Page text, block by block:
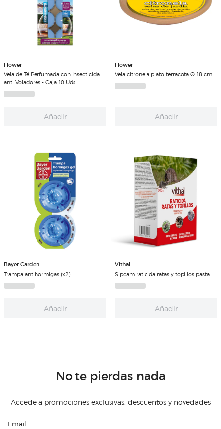
Flower
Vela de Té Perfumada con Insecticida
anti Voladores - Caja 10 Uds
Añadir
Flower
Vela citronela plato terracota Ø 18 cm
Añadir
Bayer Garden
Trampa antihormigas (x2)
Añadir
Vithal
Sipcam raticida ratas y topillos pasta
Añadir
No te pierdas nada
Accede a promociones exclusivas, descuentos y novedades
Email